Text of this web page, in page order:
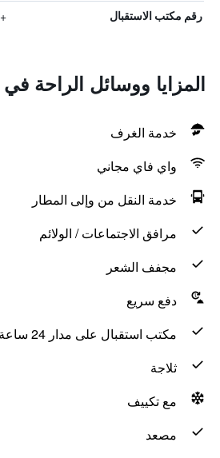
رقم مكتب الاستقبال +886 7521 8237
المزايا ووسائل الراحة في 237 هوتل
خدمة الغرف
واي فاي مجاني
خدمة النقل من وإلى المطار
مرافق الاجتماعات / الولائم
مجفف الشعر
دفع سريع
مكتب استقبال على مدار 24 ساعة
ثلاجة
مع تكييف
مصعد